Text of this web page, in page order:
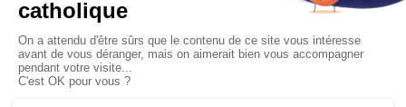
La visite pastorale du pape Léon
XIV à Assise à suivre sur KTO le
jeudi 6 août